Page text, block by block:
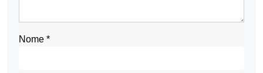
Nome *